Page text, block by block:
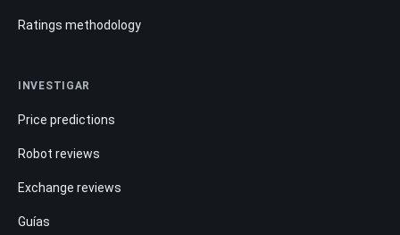
Ratings methodology
INVESTIGAR
Price predictions
Robot reviews
Exchange reviews
Guías